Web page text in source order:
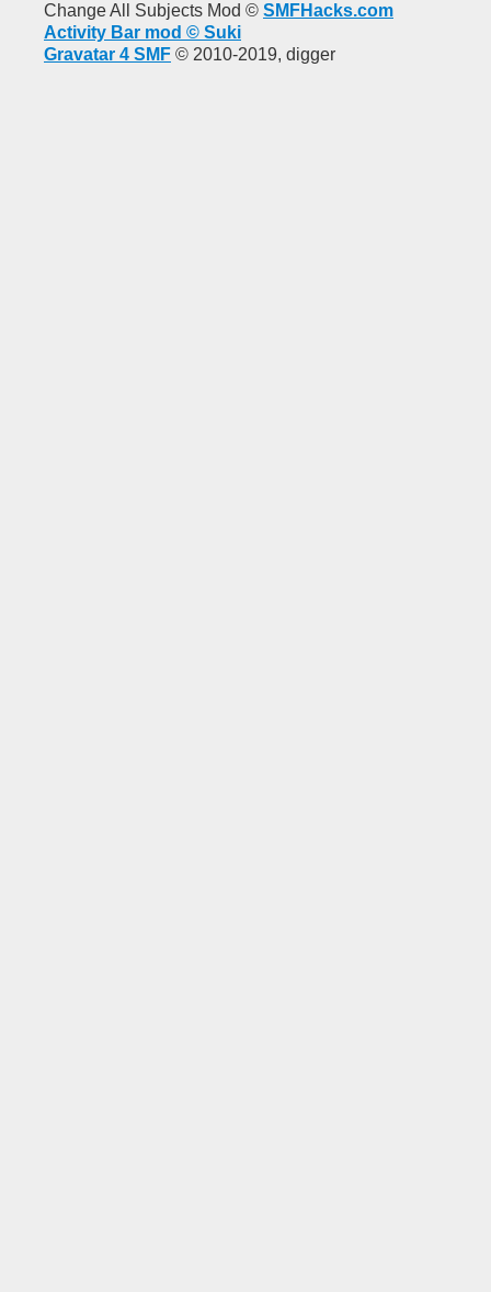
Change All Subjects Mod © SMFHacks.com
Activity Bar mod © Suki
Gravatar 4 SMF © 2010-2019, digger